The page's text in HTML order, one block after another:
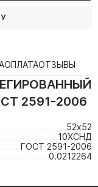
ОПЛАТАОТЗЫВЫ
2591-2006
52х52
10ХСНД
ГОСТ 2591-2006
0.0212264